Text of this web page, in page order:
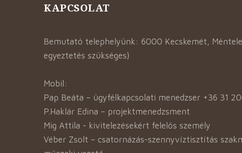
KAPCSOLAT
Bemutató telephelyünk: 6000 Kecskemét,
egyeztetés szükséges)
Mobil:
Pap Beáta – ügyfélkapcsolati menedzser +36 31
P.Haklár Edina – projektmenedzsment
Mig Attila - kivitelezésekért felelős személy
Véber Zsolt – csatornázás-szennyvíztisztítás